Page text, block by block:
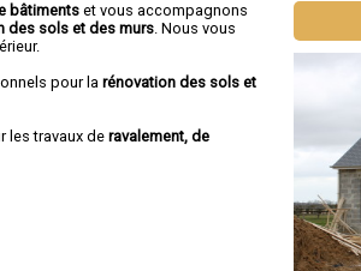
bâtimentset vous accompagnons
des sols et des murs. Nous vous
pour la rénovation des sols et
les travaux de ravalement, de